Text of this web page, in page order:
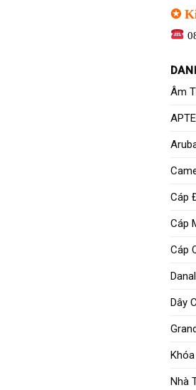
✪
Âm
Cáp
Cáp
Cáp
Dây
Nhà